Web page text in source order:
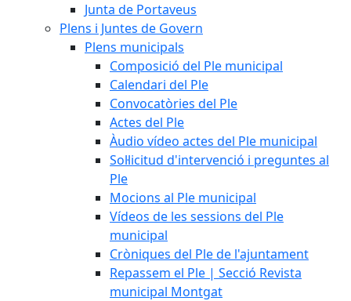
Junta de Portaveus
Plens i Juntes de Govern
Plens municipals
Composició del Ple municipal
Calendari del Ple
Convocatòries del Ple
Actes del Ple
Àudio vídeo actes del Ple municipal
Sol·licitud d'intervenció i preguntes al
Ple
Mocions al Ple municipal
Vídeos de les sessions del Ple
municipal
Cròniques del Ple de l'ajuntament
Repassem el Ple | Secció Revista
municipal Montgat